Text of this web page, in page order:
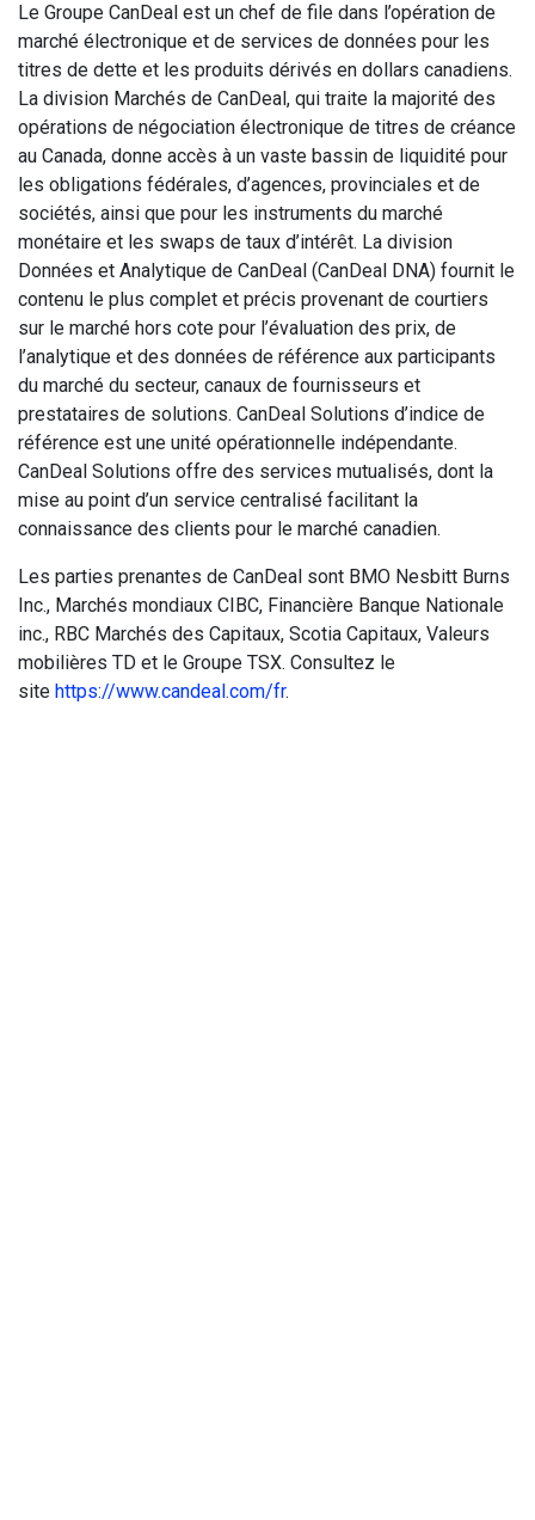
Le Groupe CanDeal est un chef de file dans l’opération de
marché électronique et de services de données pour les
titres de dette et les produits dérivés en dollars canadiens.
La division Marchés de CanDeal, qui traite la majorité des
opérations de négociation électronique de titres de créance
au Canada, donne accès à un vaste bassin de liquidité pour
les obligations fédérales, d’agences, provinciales et de
sociétés, ainsi que pour les instruments du marché
monétaire et les swaps de taux d’intérêt. La division
Données et Analytique de CanDeal (CanDeal DNA) fournit le
contenu le plus complet et précis provenant de courtiers
sur le marché hors cote pour l’évaluation des prix, de
l’analytique et des données de référence aux participants
du marché du secteur, canaux de fournisseurs et
prestataires de solutions. CanDeal Solutions d’indice de
référence est une unité opérationnelle indépendante.
CanDeal Solutions offre des services mutualisés, dont la
mise au point d’un service centralisé facilitant la
connaissance des clients pour le marché canadien.
Les parties prenantes de CanDeal sont BMO Nesbitt Burns
Inc., Marchés mondiaux CIBC, Financière Banque Nationale
inc., RBC Marchés des Capitaux, Scotia Capitaux, Valeurs
mobilières TD et le Groupe TSX. Consultez le
site https://www.candeal.com/fr.